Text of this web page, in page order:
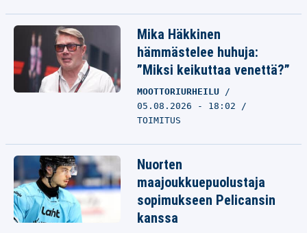
Mika Häkkinen
hämmästelee huhuja:
”Miksi keikuttaa venettä?”
MOOTTORIURHEILU
05.08.2026 - 18:02
TOIMITUS
Nuorten
maajoukkuepuolustaja
sopimukseen Pelicansin
kanssa